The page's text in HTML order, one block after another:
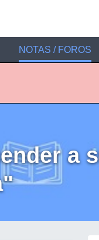
NOTAS / FOROS
a